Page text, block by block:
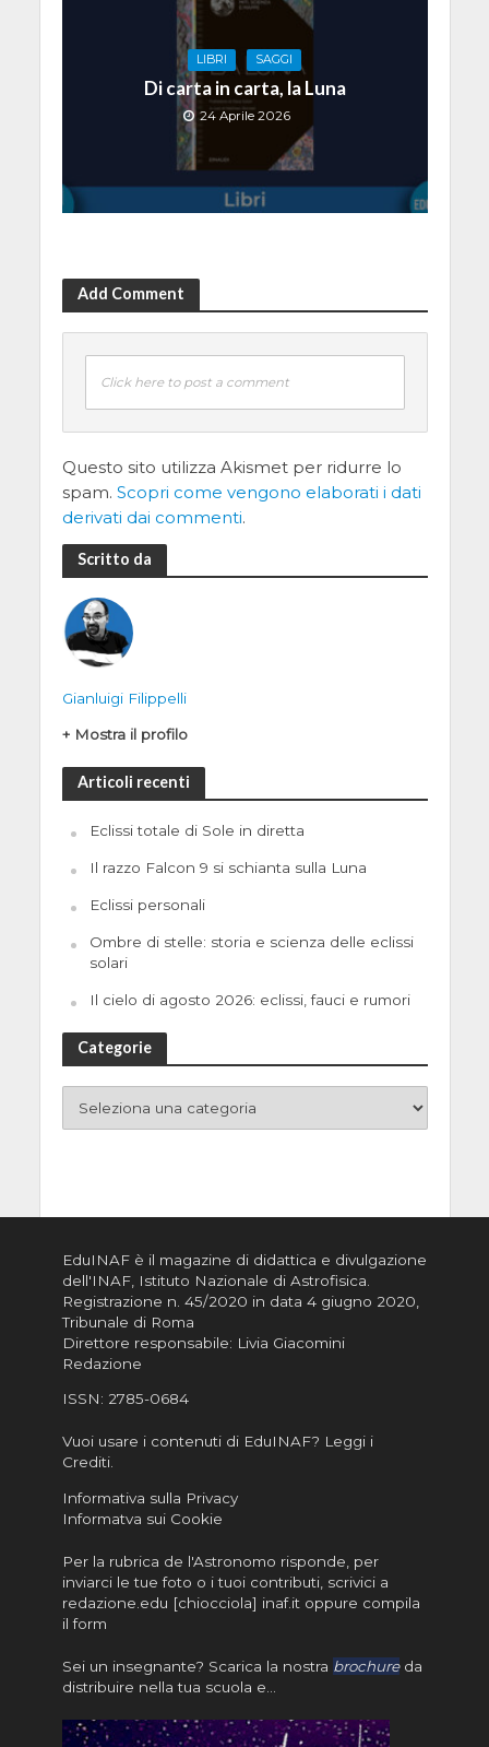
LIBRI SAGGI
Di carta in carta, la Luna
24 Aprile 2026
Add Comment
Click here to post a comment
Questo sito utilizza Akismet per ridurre lo
spam. Scopri come vengono elaborati i dati
derivati dai commenti.
Scritto da
Gianluigi Filippelli
+ Mostra il profilo
Articoli recenti
Eclissi totale di Sole in diretta
Il razzo Falcon 9 si schianta sulla Luna
Eclissi personali
Ombre di stelle: storia e scienza delle eclissi
solari
Il cielo di agosto 2026: eclissi, fauci e rumori
Categorie
EduINAF è il magazine di didattica e divulgazione
dell'INAF, Istituto Nazionale di Astrofisica
Registrazione n. 45/2020 in data 4 giugno 2020,
Tribunale di Roma
Direttore responsabile: Livia Giacomini
Redazione
ISSN: 2785-0684
Vuoi usare i contenuti di EduINAF? Leggi i
Crediti.
Informativa sulla Privacy
Informatva sui Cookie
Per la rubrica de l'Astronomo risponde, per
inviarci le tue foto o i tuoi contributi, scrivici a
redazione.edu [chiocciola] inaf.it oppure compila
il form
Sei un insegnante? Scarica la nostra brochureda
distribuire nella tua scuola e…